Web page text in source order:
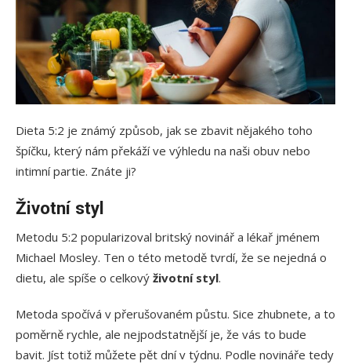
Dieta 5:2 je známý způsob, jak se zbavit nějakého toho
špíčku, který nám překáží ve výhledu na naši obuv nebo
intimní partie. Znáte ji?
Životní styl
Metodu 5:2 popularizoval britský novinář a lékař jménem
Michael Mosley. Ten o této metodě tvrdí, že se nejedná o
dietu, ale spíše o celkový životní styl.
Metoda spočívá v přerušovaném půstu. Sice zhubnete, a to
poměrně rychle, ale nejpodstatnější je, že vás to bude
bavit. Jíst totiž můžete pět dní v týdnu. Podle novináře tedy